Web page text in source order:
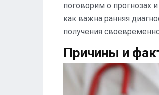
поговорим о прогнозах
как важна ранняя
получения
Причины и